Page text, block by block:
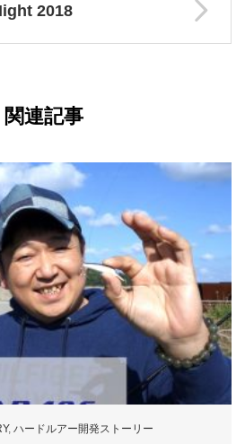
2018
関連記事
, ハードルアー開発ストーリー